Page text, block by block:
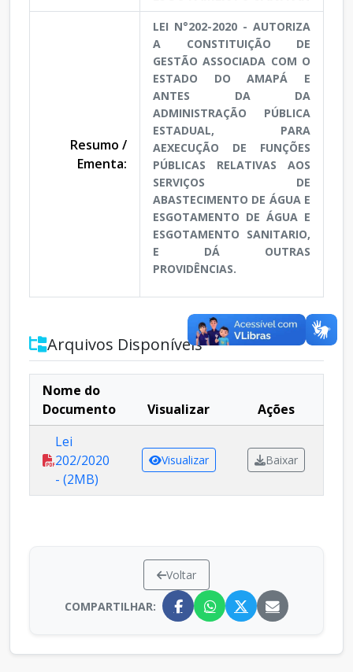
Resumo /
Ementa:
LEI N°202-2020 - AUTORIZA
A CONSTITUIÇÃO DE
GESTÃO ASSOCIADA COM O
ESTADO DO AMAPÁ E
ANTES DA DA
ADMINISTRAÇÃO PÚBLICA
ESTADUAL, PARA
AEXECUÇÃO DE FUNÇÕES
PÚBLICAS RELATIVAS AOS
SERVIÇOS DE
ABASTECIMENTO DE ÁGUA E
ESGOTAMENTO DE ÁGUA E
ESGOTAMENTO SANITARIO,
E DÁ OUTRAS
PROVIDÊNCIAS.
Arquivos Disponíveis
Nome do
Documento
Visualizar
Ações
Lei
202/2020
- (2MB)
Visualizar Baixar
Voltar
COMPARTILHAR: